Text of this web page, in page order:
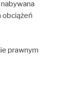
obciążeń
prawnym